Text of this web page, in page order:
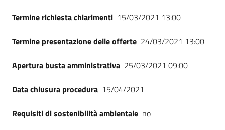
Termine richiesta chiarimenti 15/03/2021 13:00
Termine presentazione delle offerte 24/03/2021 13:00
Apertura busta amministrativa 25/03/2021 09:00
Data chiusura procedura 15/04/2021
Requisiti di sostenibilità ambientale no